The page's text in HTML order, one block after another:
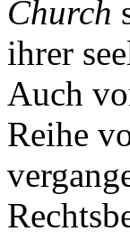
Church
ihrer
Auch
Reihe